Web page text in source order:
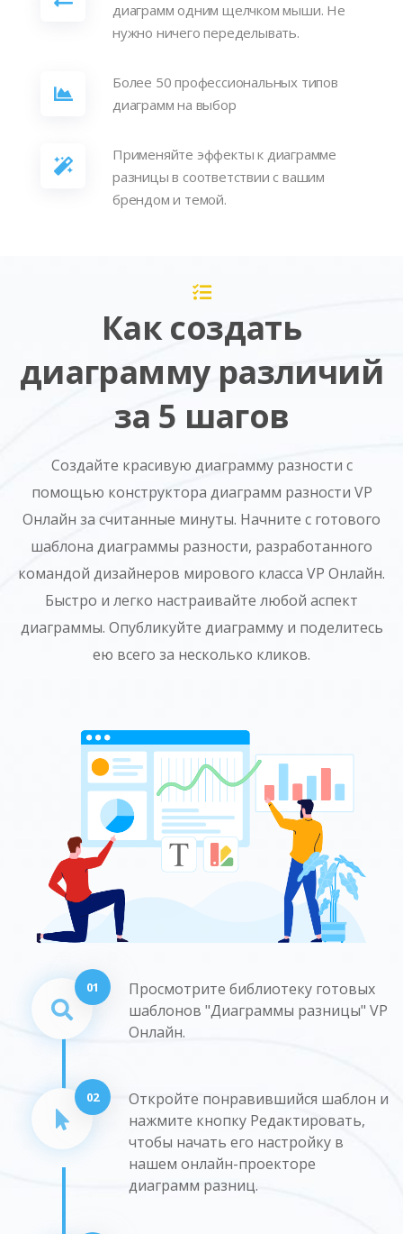
диаграмм одним щелчком мыши. Не
нужно ничего переделывать.
Более 50 профессиональных типов
диаграмм на выбор
Применяйте эффекты к диаграмме
разницы в соответствии с вашим
брендом и темой.
Как создать
диаграмму различий
за 5 шагов
Создайте красивую диаграмму разности с
помощью конструктора диаграмм разности VP
Онлайн за считанные минуты. Начните с готового
шаблона диаграммы разности, разработанного
командой дизайнеров мирового класса VP Онлайн.
Быстро и легко настраивайте любой аспект
диаграммы. Опубликуйте диаграмму и поделитесь
ею всего за несколько кликов.
01
Просмотрите библиотеку готовых
шаблонов "Диаграммы разницы" VP
Онлайн.
02
Откройте понравившийся шаблон и
нажмите кнопку Редактировать,
чтобы начать его настройку в
нашем онлайн-проекторе
диаграмм разниц.